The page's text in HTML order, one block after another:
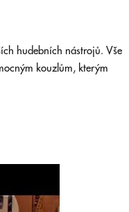
hudebních nástrojů. Vše
kouzlům, kterým